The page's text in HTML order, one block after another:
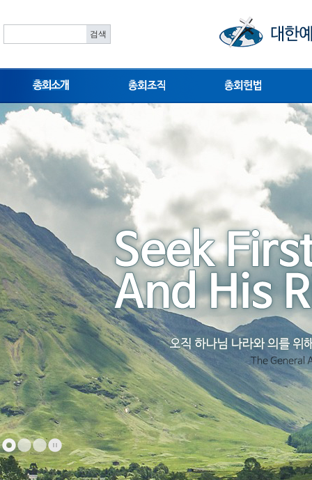
총회소개 총회조직 총회헌법